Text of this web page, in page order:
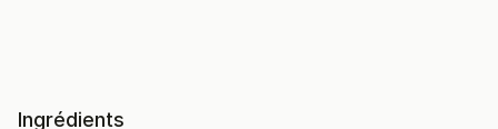
Ingrédients